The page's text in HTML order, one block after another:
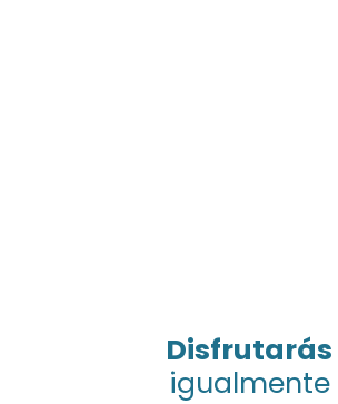
Disfrutarás
igualmente